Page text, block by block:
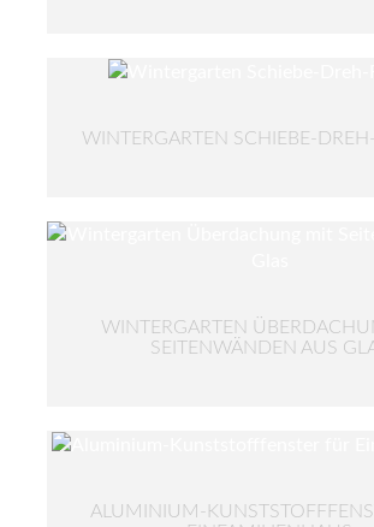
WINTERGARTEN SCHIEBE-
WINTERGARTEN
SEITENWÄNDEN AUS
ALUMINIUM-